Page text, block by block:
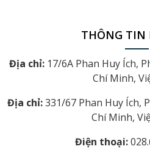
THÔNG TIN
Địa chỉ: 17/6A Phan Huy Ích,
Chí Minh,
Địa chỉ:331/67 Phan Huy Ích,
Chí Minh,
Điện thoại: